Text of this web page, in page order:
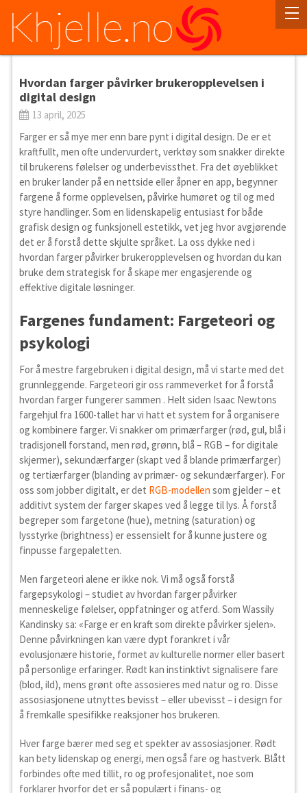
Hvordan farger påvirker brukeropplevelsen i
digital design
13 april, 2025
Farger er så mye mer enn bare pynt i digital design. De er et
kraftfullt, men ofte undervurdert, verktøy som snakker direkte
til brukerens følelser og underbevissthet. Fra det øyeblikket
en bruker lander på en nettside eller åpner en app, begynner
fargene å forme opplevelsen, påvirke humøret og til og med
styre handlinger. Som en lidenskapelig entusiast for både
grafisk design og funksjonell estetikk, vet jeg hvor avgjørende
det er å forstå dette skjulte språket. La oss dykke ned i
hvordan farger påvirker brukeropplevelsen og hvordan du kan
bruke dem strategisk for å skape mer engasjerende og
effektive digitale løsninger.
Fargenes fundament: Fargeteori og
psykologi
For å mestre fargebruken i digital design, må vi starte med det
grunnleggende. Fargeteori gir oss rammeverket for å forstå
hvordan farger fungerer sammen . Helt siden Isaac Newtons
fargehjul fra 1600-tallet har vi hatt et system for å organisere
og kombinere farger. Vi snakker om primærfarger (rød, gul, blå i
tradisjonell forstand, men rød, grønn, blå – RGB – for digitale
skjermer), sekundærfarger (skapt ved å blande primærfarger)
og tertiærfarger (blanding av primær- og sekundærfarger). For
oss som jobber digitalt, er det RGB-modellen som gjelder – et
additivt system der farger skapes ved å legge til lys. Å forstå
begreper som fargetone (hue), metning (saturation) og
lysstyrke (brightness) er essensielt for å kunne justere og
finpusse fargepaletten.
Men fargeteori alene er ikke nok. Vi må også forstå
fargepsykologi – studiet av hvordan farger påvirker
menneskelige følelser, oppfatninger og atferd. Som Wassily
Kandinsky sa: «Farge er en kraft som direkte påvirker sjelen».
Denne påvirkningen kan være dypt forankret i vår
evolusjonære historie, formet av kulturelle normer eller basert
på personlige erfaringer. Rødt kan instinktivt signalisere fare
(blod, ild), mens grønt ofte assosieres med natur og ro. Disse
assosiasjonene utnyttes bevisst – eller ubevisst – i design for
å fremkalle spesifikke reaksjoner hos brukeren.
Hver farge bærer med seg et spekter av assosiasjoner. Rødt
kan bety lidenskap og energi, men også fare og hastverk. Blått
forbindes ofte med tillit, ro og profesjonalitet, noe som
forklarer hvorfor det er så populært i finans- og